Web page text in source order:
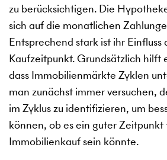
zu berücksichtigen. Die
sich auf die monatlichen
Entsprechend stark ist ihr
Kaufzeitpunkt. Grundsätzlich hilft
dass Immobilienmärkte Zyklen
man zunächst immer versuchen,
im Zyklus zu identifizieren, um
können, ob es ein guter Zeitpunkt
Immobilienkauf sein könnte.